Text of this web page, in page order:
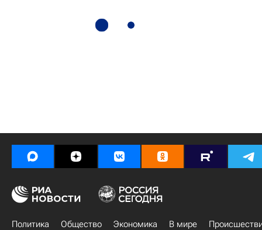
Политика Общество Экономика В мире